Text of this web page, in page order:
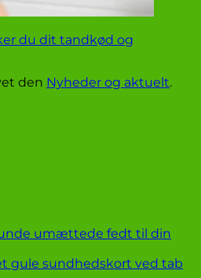
du dit tandkød og
den Nyheder og aktuelt.
umættede fedt til din
gule sundhedskort ved tab